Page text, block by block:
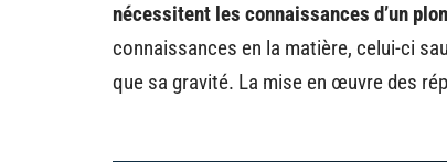
nécessitent les connaissances d’un
connaissances en la matière, celui-ci
que sa gravité. La mise en œuvre des